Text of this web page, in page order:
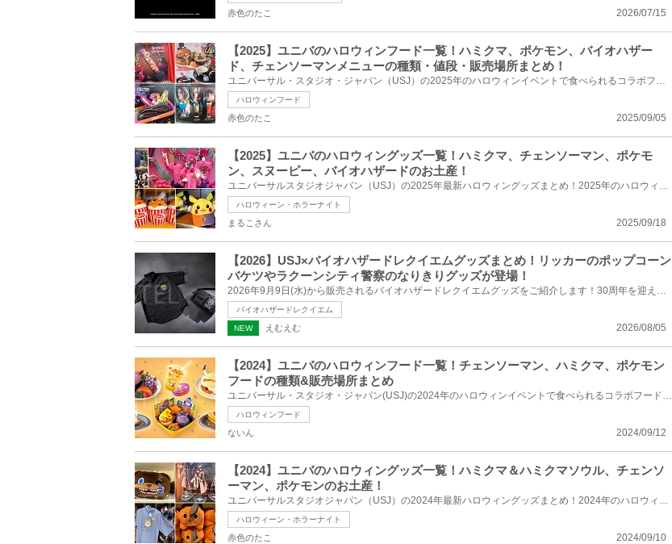
2026/07/15
赤色のたこ
【2025】ユニバのハロウィンフード一覧！ハミクマ、ポケモン、バイオハザー
ド、チェンソーマンメニューの種類・値段・販売場所まとめ！
ユニバーサル・スタジオ・ジャパン（USJ）の2025年のハロウィンイベントで食べられるコラボフードメニュ...
ハロウィンフード
2025/09/05
赤色のたこ
【2025】ユニバのハロウィングッズ一覧！ハミクマ、チェンソーマン、ポケモ
ン、スヌーピー、バイオハザードのお土産！
ユニバーサルスタジオジャパン（USJ）の2025年最新ハロウィングッズまとめ！2025年のハロウィングッズが...
ハロウィーン・ホラーナイト
2025/09/18
まるこさん
【2026】USJ×バイオハザードレクイエムグッズまとめ！リッカーのポップコーン
バケツやラクーンシティ警察のなりきりグッズが登場！
2026年9月9日(水)から販売されるバイオハザードレクイエムグッズをご紹介します！30周年を迎えた「バイ...
バイオハザードレクイエム
2026/08/05
NEW えむえむ
【2024】ユニバのハロウィンフード一覧！チェンソーマン、ハミクマ、ポケモン
フードの種類&販売場所まとめ
ユニバーサル・スタジオ・ジャパン(USJ)の2024年のハロウィンイベントで食べられるコラボフードメニュー...
ハロウィンフード
2024/09/12
ないん
【2024】ユニバのハロウィングッズ一覧！ハミクマ＆ハミクマソウル、チェンソ
ーマン、ポケモンのお土産！
ユニバーサルスタジオジャパン（USJ）の2024年最新ハロウィングッズまとめ！2024年のハロウィングッズが...
ハロウィーン・ホラーナイト
2024/09/10
赤色のたこ